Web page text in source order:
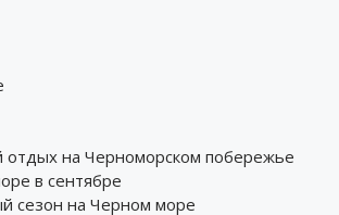
отдых на Черноморском побережье
в сентябре
сезон на Черном море